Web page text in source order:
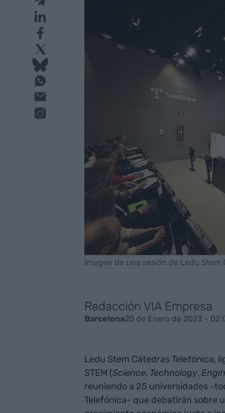
Imagen de una sesión de Ledu Stem
Redacción VIA Empresa
Barcelona20 de Enero de 2023 -
Ledu Stem Cátedras Telefónica,
STEM (Science, Technology,
reuniendo a 25 universidades -
Telefónica- que debatirán sobre